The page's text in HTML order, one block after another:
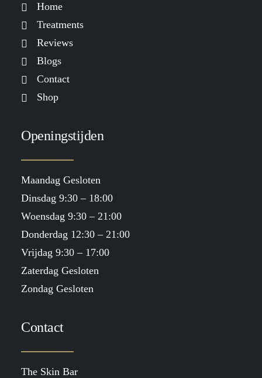
Home
Treatments
Reviews
Blogs
Contact
Shop
Openingstijden
Maandag Gesloten
Dinsdag 9:30 – 18:00
Woensdag 9:30 – 21:00
Donderdag 12:30 – 21:00
Vrijdag 9:30 – 17:00
Zaterdag Gesloten
Zondag Gesloten
Contact
The Skin Bar